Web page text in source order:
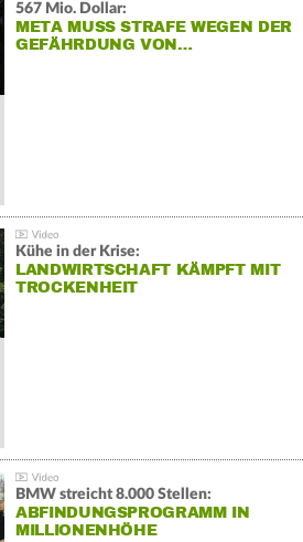
567 Mio. Dollar:
META MUSS STRAFE WEGEN DER
GEFÄHRDUNG VON…
Kühe in der Krise:
LANDWIRTSCHAFT KÄMPFT MIT
TROCKENHEIT
BMW streicht 8.000 Stellen:
ABFINDUNGSPROGRAMM IN
MILLIONENHÖHE